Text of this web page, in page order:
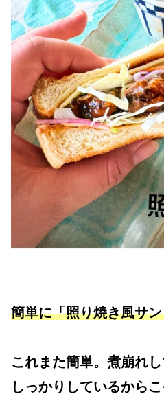
簡単に「照り焼き風サ
これまた簡単。煮崩れ
しっかりしているから